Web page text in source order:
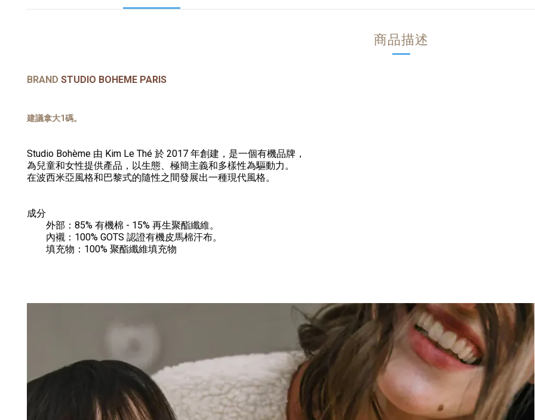
商品描述
BRAND STUDIO BOHEME PARIS
建議拿大1碼。
Studio Bohème 由 Kim Le Thé 於 2017 年創建，是一個有機品牌，
為兒童和女性提供產品，以生態、極簡主義和多樣性為驅動力。
在波西米亞風格和巴黎式的隨性之間發展出一種現代風格。
成分
外部：85% 有機棉 - 15% 再生聚酯纖維。
內襯：100% GOTS 認證有機皮馬棉汗布。
填充物：100% 聚酯纖維填充物